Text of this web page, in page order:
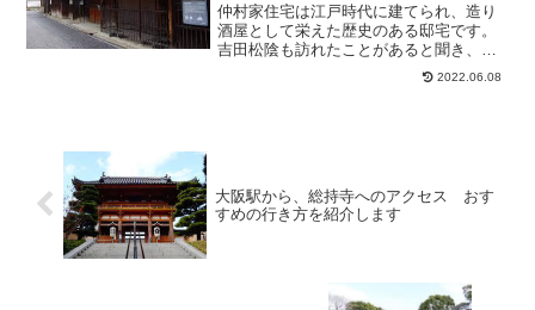
仲村家住宅は江戸時代に建てられ、造り
酒屋として栄えた歴史のある邸宅です。
吉田松陰も訪れたことがあると聞き、伝
統の重さを感じる建物でした。残念なが
ら建物の中を見学することが出来ません
2022.06.08
大阪駅から、総持寺へのアクセス おす
すめの行き方を紹介します